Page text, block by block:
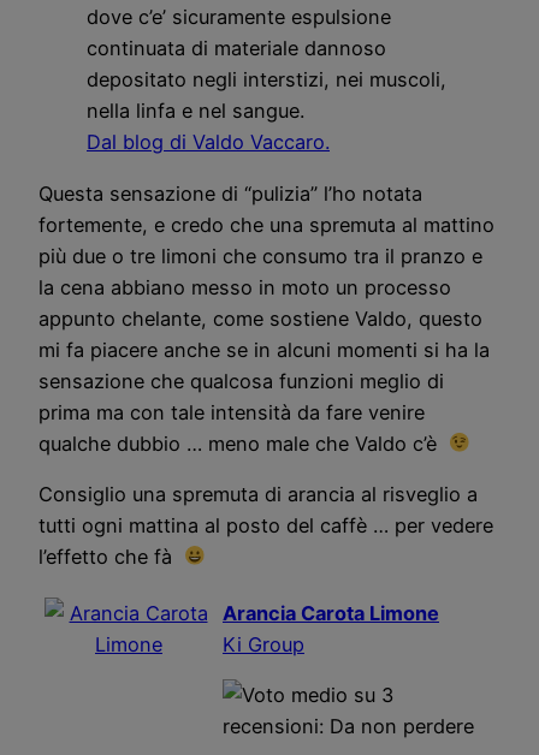
dove c’e’ sicuramente espulsione
continuata di materiale dannoso
depositato negli interstizi, nei muscoli,
nella linfa e nel sangue.
Dal blog di Valdo Vaccaro.
Questa sensazione di “pulizia” l’ho notata
fortemente, e credo che una spremuta al mattino
più due o tre limoni che consumo tra il pranzo e
la cena abbiano messo in moto un processo
appunto chelante, come sostiene Valdo, questo
mi fa piacere anche se in alcuni momenti si ha la
sensazione che qualcosa funzioni meglio di
prima ma con tale intensità da fare venire
qualche dubbio … meno male che Valdo c’è
Consiglio una spremuta di arancia al risveglio a
tutti ogni mattina al posto del caffè … per vedere
l’effetto che fà
Arancia Carota Limone
Ki Group